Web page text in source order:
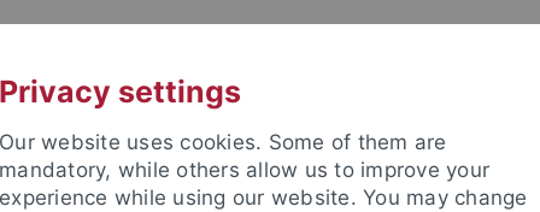
Privacy settings
Our website uses cookies. Some of them are
mandatory, while others allow us to improve your
experience while using our website. You may change